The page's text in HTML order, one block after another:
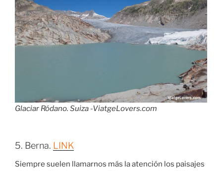
Glaciar Ródano. Suiza -ViatgeLovers.com
5. Berna. LINK
Siempre suelen llamarnos más la atención los paisajes